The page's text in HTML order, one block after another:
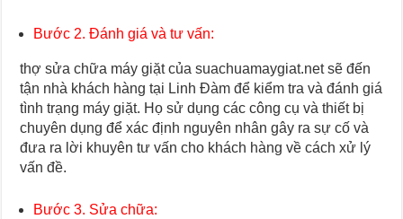
Bước 2. Đánh giá và tư vấn:
thợ sửa chữa máy giặt của suachuamaygiat.net sẽ đến
tận nhà khách hàng tại Linh Đàm để kiểm tra và đánh giá
tình trạng máy giặt. Họ sử dụng các công cụ và thiết bị
chuyên dụng để xác định nguyên nhân gây ra sự cố và
đưa ra lời khuyên tư vấn cho khách hàng về cách xử lý
vấn đề.
Bước 3. Sửa chữa: